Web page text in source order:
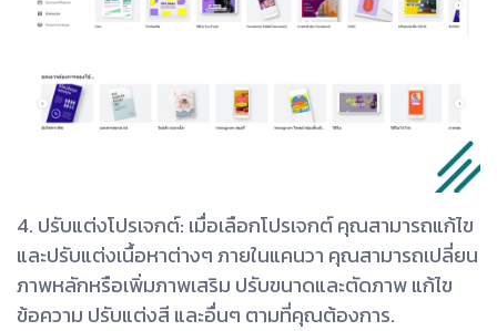
4. ปรับแต่งโปรเจกต์: เมื่อเลือกโปรเจกต์ คุณสามารถแก้ไข
และปรับแต่งเนื้อหาต่างๆ ภายในแคนวา คุณสามารถเปลี่ยน
ภาพหลักหรือเพิ่มภาพเสริม ปรับขนาดและตัดภาพ แก้ไข
ข้อความ ปรับแต่งสี และอื่นๆ ตามที่คุณต้องการ.